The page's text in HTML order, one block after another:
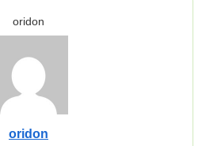
oridon
oridon